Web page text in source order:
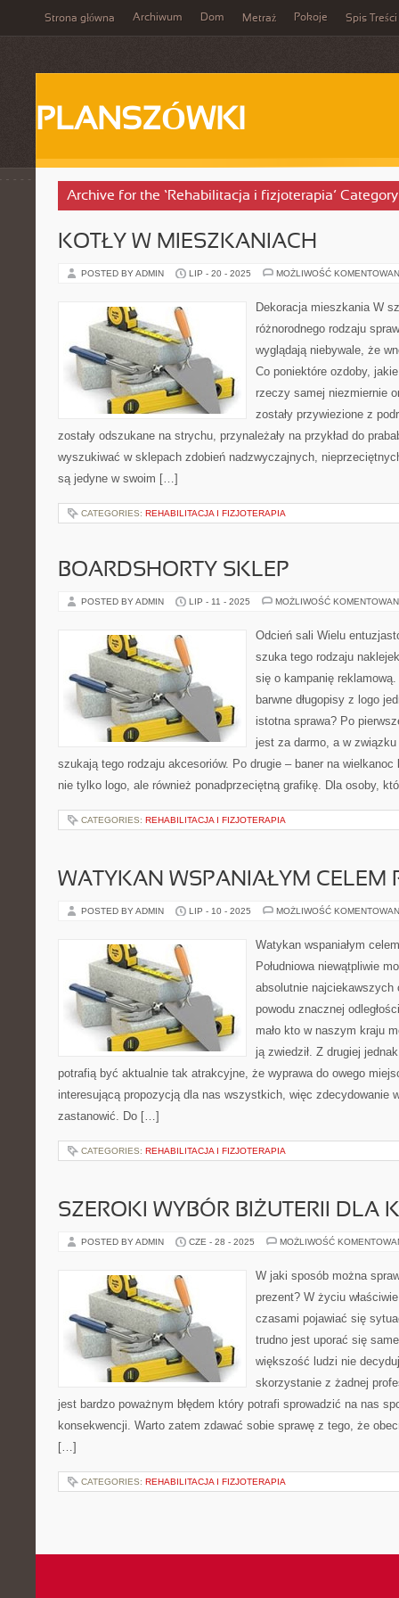
Strona główna Archiwum Dom Metraż Pokoje Spis Treści
PLANSZÓWKI
Archive for the ‘Rehabilitacja i fizjoterapia’ Category
KOTŁY W MIESZKANIACH
POSTED BY ADMIN LIP - 20 - 2025 MOŻLIWOŚĆ
Dekoracja mieszkania W
różnorodnego rodzaju
wyglądają niebywale, że
Co poniektóre ozdoby,
rzeczy samej niezmiernie
zostały przywiezione z
zostały odszukane na strychu, przynależały na przykład do
wyszukiwać w sklepach zdobień nadzwyczajnych,
są jedyne w swoim […]
CATEGORIES: REHABILITACJA I FIZJOTERAPIA
BOARDSHORTY SKLEP
POSTED BY ADMIN LIP - 11 - 2025 MOŻLIWOŚĆ
Odcień sali Wielu
szuka tego rodzaju
się o kampanię
barwne długopisy z logo
istotna sprawa? Po
jest za darmo, a w
szukają tego rodzaju akcesoriów. Po drugie – baner na
nie tylko logo, ale również ponadprzeciętną grafikę. Dla osoby,
CATEGORIES: REHABILITACJA I FIZJOTERAPIA
WATYKAN WSPANIAŁYM CELEM
POSTED BY ADMIN LIP - 10 - 2025 MOŻLIWOŚĆ
Watykan wspaniałym
Południowa niewątpliwie
absolutnie
powodu znacznej
mało kto w naszym kraju
ją zwiedził. Z drugiej
potrafią być aktualnie tak atrakcyjne, że wyprawa do owego
interesującą propozycją dla nas wszystkich, więc zdecydowanie
zastanowić. Do […]
CATEGORIES: REHABILITACJA I FIZJOTERAPIA
SZEROKI WYBÓR BIŻUTERII DLA
POSTED BY ADMIN CZE - 28 - 2025 MOŻLIWOŚĆ
W jaki sposób można
prezent? W życiu
czasami pojawiać się
trudno jest uporać się
większość ludzi nie
skorzystanie z żadnej
jest bardzo poważnym błędem który potrafi sprowadzić na nas
konsekwencji. Warto zatem zdawać sobie sprawę z tego, że
[…]
CATEGORIES: REHABILITACJA I FIZJOTERAPIA